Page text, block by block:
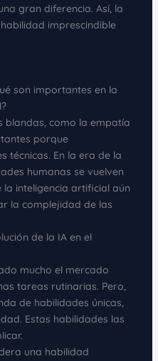
gran diferencia. Así, la
imprescindible
son importantes en la
blandas, como la empatía
porque
técnicas. En la era de la
humanas se vuelven
la inteligencia artificial aún
la complejidad de las
de la IA en el
mucho el mercado
tareas rutinarias. Pero,
de habilidades únicas,
Estas habilidades las
una habilidad